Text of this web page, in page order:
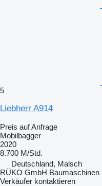
5
Liebherr A914
Preis auf Anfrage
Mobilbagger
2020
8.700 M/Std.
Deutschland, Malsch
RÜKO GmbH Baumaschinen
Verkäufer kontaktieren